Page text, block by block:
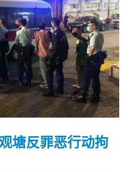
塘反罪恶行动拘